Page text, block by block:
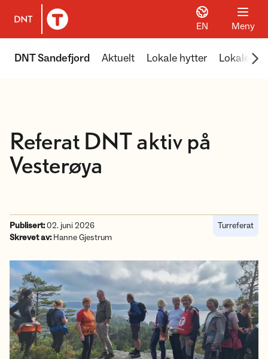
Til DNT.no forside
EN Meny
DNT Sandefjord Aktuelt Lokale hytter Lokale
Referat DNT aktiv på
Vesterøya
Publisert:02. juni 2026
Skrevet av:Hanne Gjestrum
Turreferat